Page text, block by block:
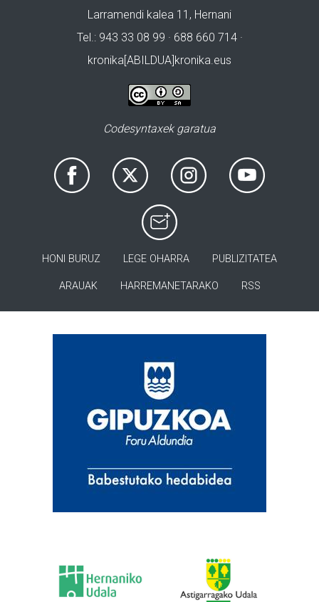
Larramendi kalea 11, Hernani
Tel.: 943 33 08 99 · 688 660 714 ·
kronika[ABILDUA]kronika.eus
Codesyntaxek garatua
HONI BURUZ LEGE OHARRA PUBLIZITATEA
ARAUAK HARREMANETARAKO RSS